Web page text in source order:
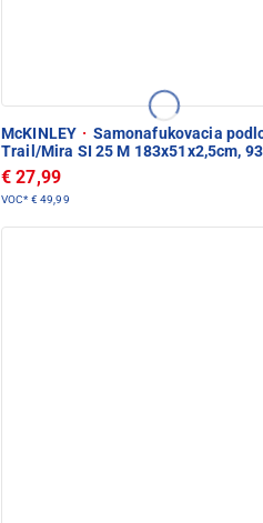
McKINLEY · Samonafukovacia
Trail/Mira SI 25 M 183x51x2,5cm,
€ 27,99
VOC* € 49,99